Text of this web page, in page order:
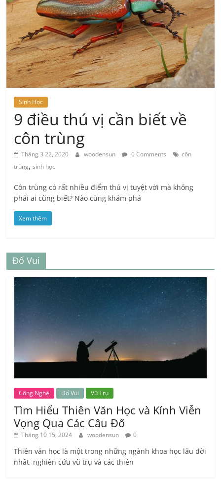
kiến
thức
Chia
sẻ
kiến
thức
khoa
học
đời
sống
Sinh Học
9 điều thú vị cần biết về
côn trùng
Tháng 3 22, 2020 woodensun 0 Comments
côn
trùng,sinh học
Côn trùng có rất nhiều điểm thú vị tuyệt vời mà không
phải ai cũng biết? Nào cùng khám phá
Xem thêm
Đố Vui
Công Nghệ Đố Vui Vũ Trụ
Tìm Hiểu Thiên Văn Học và Kính Viễn
Vọng Qua Các Câu Đố
Tháng 10 15, 2024 woodensun 0
Thiên văn học là một trong những ngành khoa học lâu đời
nhất, nghiên cứu vũ trụ và các thiên